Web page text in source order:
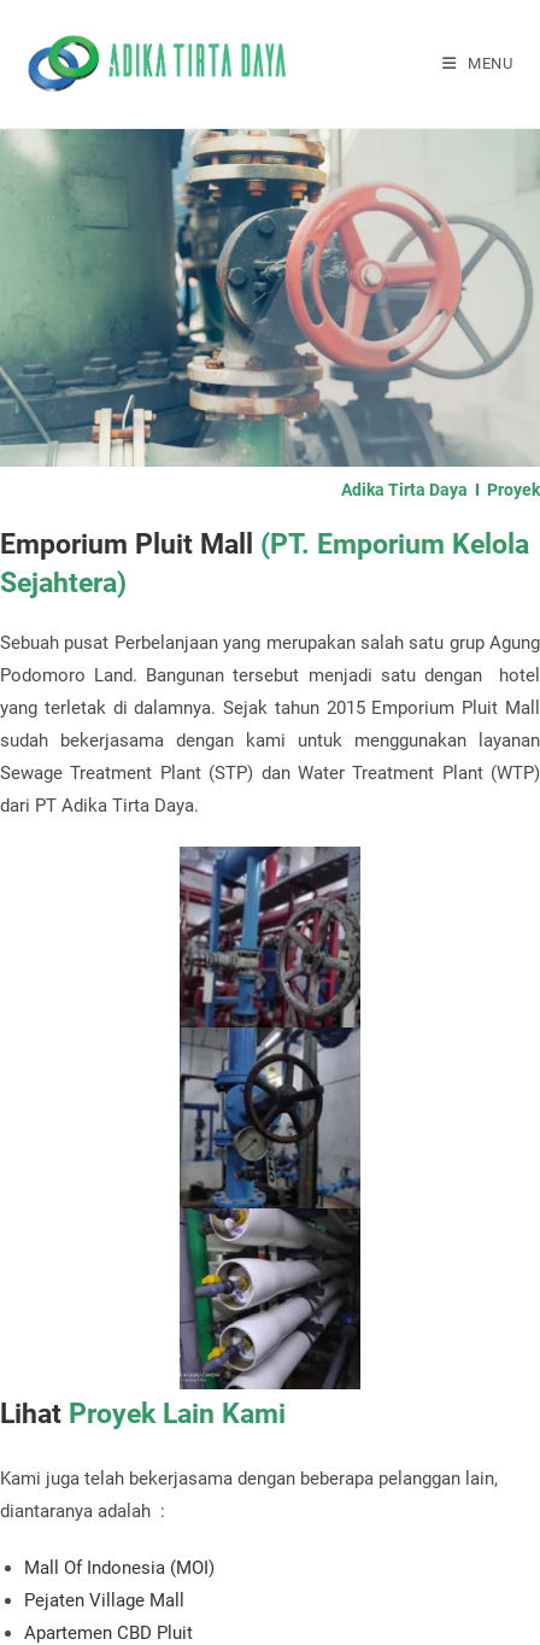
MENU
Adika Tirta Daya I Proyek
Emporium Pluit Mall (PT. Emporium Kelola
Sejahtera)
Sebuah pusat Perbelanjaan yang merupakan salah satu grup Agung
Podomoro Land. Bangunan tersebut menjadi satu dengan hotel
yang terletak di dalamnya. Sejak tahun 2015 Emporium Pluit Mall
sudah bekerjasama dengan kami untuk menggunakan layanan
Sewage Treatment Plant (STP) dan Water Treatment Plant (WTP)
dari PT Adika Tirta Daya.
Lihat Proyek Lain Kami
Kami juga telah bekerjasama dengan beberapa pelanggan lain,
diantaranya adalah :
Mall Of Indonesia (MOI)
Pejaten Village Mall
Apartemen CBD Pluit